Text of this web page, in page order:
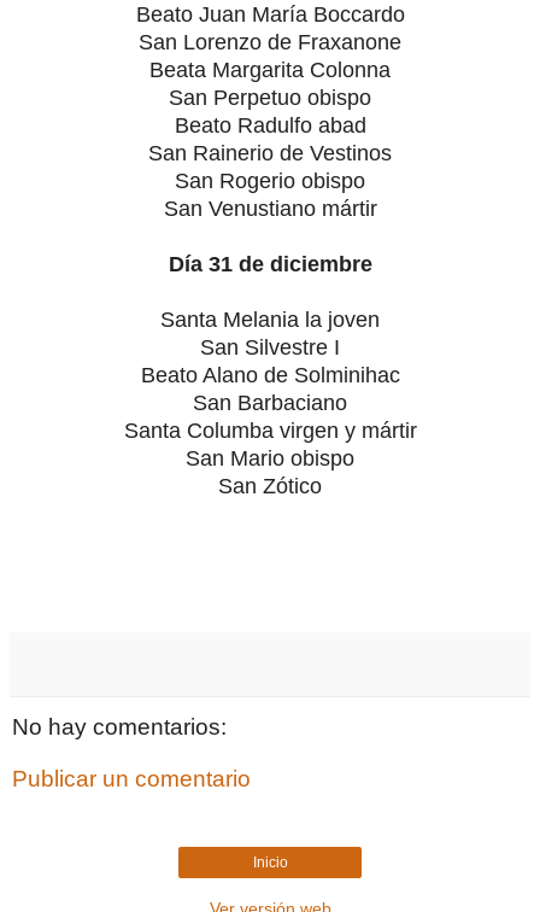
Beato Juan María Boccardo
San Lorenzo de Fraxanone
Beata Margarita Colonna
San Perpetuo obispo
Beato Radulfo abad
San Rainerio de Vestinos
San Rogerio obispo
San Venustiano mártir
Día 31 de diciembre
Santa Melania la joven
San Silvestre I
Beato Alano de Solminihac
San Barbaciano
Santa Columba virgen y mártir
San Mario obispo
San Zótico
No hay comentarios:
Publicar un comentario
Inicio
Ver versión web